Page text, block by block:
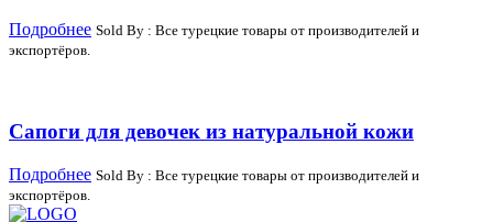
Подробнее Sold By : Все турецкие товары от производителей и
экспортёров.
Сапоги для девочек из натуральной кожи
Подробнее Sold By : Все турецкие товары от производителей и
экспортёров.